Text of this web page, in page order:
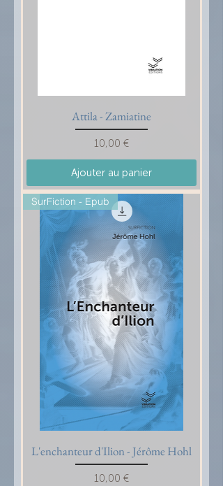
Attila - Zamiatine
Prix
10,00 €
Ajouter au panier
SurFiction - Epub
L'enchanteur d'Ilion - Jérôme Hohl
Prix
10,00 €